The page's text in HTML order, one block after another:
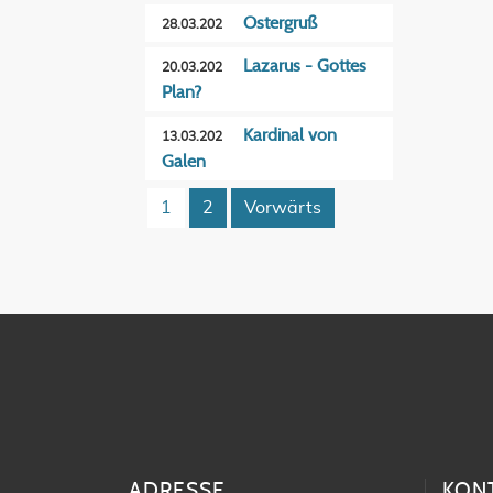
28.03.202 Ostergruß
20.03.202
Lazarus - Gottes
Plan?
13.03.202
Kardinal von
Galen
1 2 Vorwärts